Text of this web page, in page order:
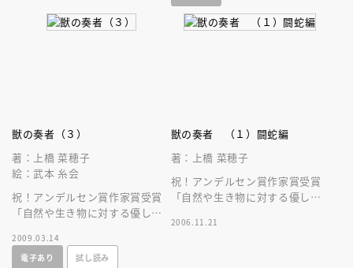
獣の奏者（３）
著：上橋 菜穂子
絵：武本 糸会
祝！アンデルセン賞作家賞受賞
「自然や生き物に対する優しさ
２００万部突破の壮大なファン
タジー！！
2009.03.14
電子あり
試し読み
獣の奏者 （１）闘蛇編
著：上橋 菜穂子
祝！アンデルセン賞作家賞受賞
「自然や生き物に対する優しさ
２００万部突破の壮大なファン
2006.11.21